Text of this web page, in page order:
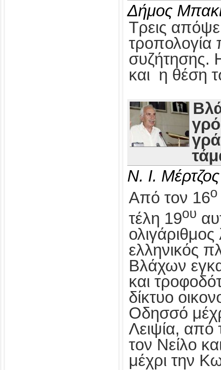
Δήμος
Τρεις
τροπολογία
συζήτησης.
και η θέση
Ν. Ι. Μέρτζος
Από τον 16ο
τέλη 19ου
ελληνικός
Βλάχων
και
δίκτυο
Οδησσό
Λειψία, από
τον Νείλο
μέχρι την